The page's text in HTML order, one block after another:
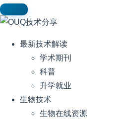
最新技术解读
学术期刊
科普
升学就业
生物技术
生物在线资源